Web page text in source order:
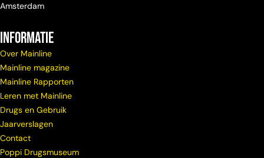
Amsterdam
Informatie
Over Mainline
Mainline magazine
Mainline Rapporten
Leren met Mainline
Drugs en Gebruik
Jaarverslagen
Contact
Poppi Drugsmuseum